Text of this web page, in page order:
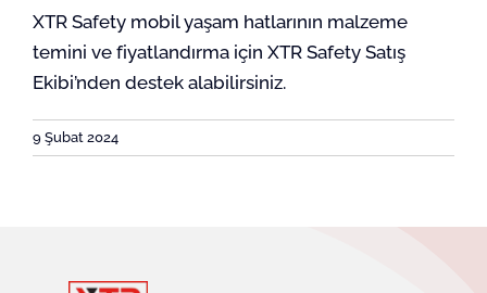
Ürünler
XTR Safety mobil yaşam hatlarının malzeme
temini ve fiyatlandırma için XTR Safety Satış
Ekibi’nden destek alabilirsiniz.
9 Şubat 2024